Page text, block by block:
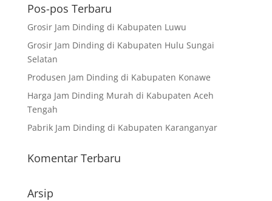
Pos-pos Terbaru
Grosir Jam Dinding di Kabupaten Luwu
Grosir Jam Dinding di Kabupaten Hulu Sungai
Selatan
Produsen Jam Dinding di Kabupaten Konawe
Harga Jam Dinding Murah di Kabupaten Aceh
Tengah
Pabrik Jam Dinding di Kabupaten Karanganyar
Komentar Terbaru
Arsip